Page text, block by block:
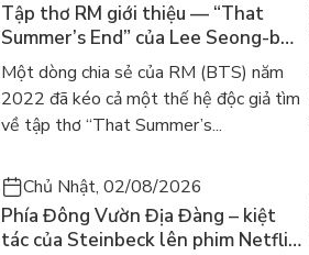
Tập thơ RM giới thiệu — “That
Summer’s End” của Lee Seong-bok
ra mắt bản tiếng Anh sau 4 năm
gây sốt
Một dòng chia sẻ của RM (BTS) năm
2022 đã kéo cả một thế hệ độc giả tìm
về tập thơ “That Summer’s...
Chủ Nhật, 02/08/2026
Phía Đông Vườn Địa Đàng – kiệt
tác của Steinbeck lên phim Netflix